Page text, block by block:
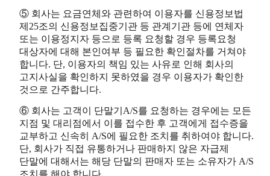
⑤ 회사는 요금연체와 관련하여 이용자를 신용정보법
제25조의 신용정보집중기관 등 관계기관 등에 연체자
또는 이용정지자 등으로 등록 요청할 경우 등록요청
대상자에 대해 본인여부 등 필요한 확인절차를 거쳐야
합니다. 단, 이용자의 책임 있는 사유로 인해 회사의
고지사실을 확인하지 못하였을 경우 이용자가 확인한
것으로 간주합니다.
⑥ 회사는 고객이 단말기A/S를 요청하는 경우에는 모든
지점 및 대리점에서 이를 접수한 후 고객에게 접수증을
교부하고 신속히 A/S에 필요한 조치를 취하여야 합니다.
단, 회사가 직접 유통하거나 판매하지 않은 자급제
단말에 대해서는 해당 단말의 판매자 또는 소유자가 A/S
조치를 해야 합니다.